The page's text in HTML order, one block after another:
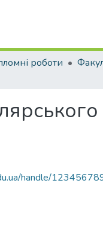
роботи
handle/